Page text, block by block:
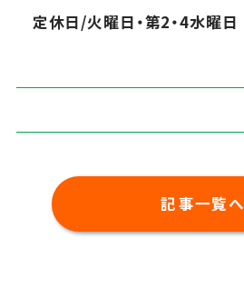
定休日/火曜日・第2・4水曜日
記事一覧へ